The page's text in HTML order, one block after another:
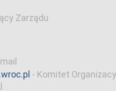
Zarządu
- Komitet